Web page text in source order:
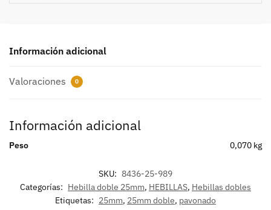
Información adicional
Valoraciones 0
Información adicional
Peso 0,070 kg
SKU: 8436-25-989
Categorías: Hebilla doble 25mm, HEBILLAS, Hebillas dobles
Etiquetas: 25mm, 25mm doble, pavonado